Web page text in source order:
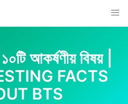
আকর্ষণীয় বিষয় |
FACTS
BTS